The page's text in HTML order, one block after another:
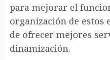
para mejorar el
organización de estos
de ofrecer mejores
dinamización.